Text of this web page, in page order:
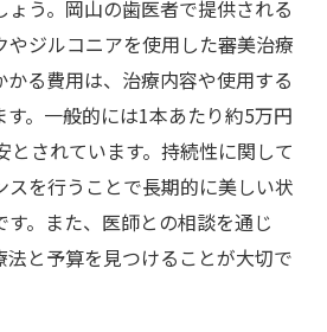
持つための最新治療法
う。岡山の歯医者で提供される
やジルコニアを使用した審美治療
る費用は、治療内容や使用する
。一般的には1本あたり約5万円
とされています。持続性に関して
スを行うことで長期的に美しい状
。また、医師との相談を通じ
法と予算を見つけることが大切で